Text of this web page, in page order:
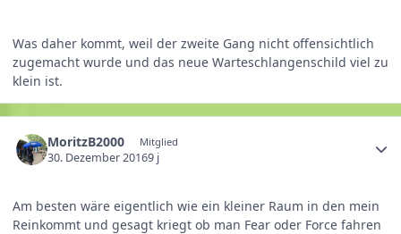
Was daher kommt, weil der zweite Gang nicht offensichtlich
zugemacht wurde und das neue Warteschlangenschild viel zu
klein ist.
MoritzB2000 Mitglied
30. Dezember 20169 j
Am besten wäre eigentlich wie ein kleiner Raum in den mein
Reinkommt und gesagt kriegt ob man Fear oder Force fahren